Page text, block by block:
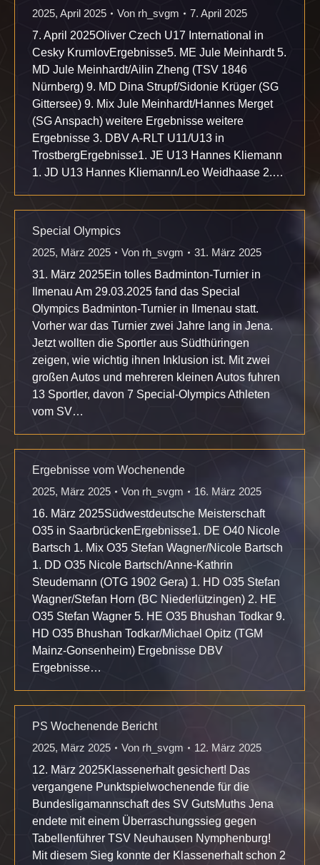
2025, April 2025 Von rh_svgm
7. April 2025
7. April 2025Oliver Czech U17 International in
Cesky KrumlovErgebnisse5. ME Jule Meinhardt 5.
MD Jule Meinhardt/Ailin Zheng (TSV 1846
Nürnberg) 9. MD Dina Strupf/Sidonie Krüger (SG
Gittersee) 9. Mix Jule Meinhardt/Hannes Merget
(SG Anspach) weitere Ergebnisse weitere
Ergebnisse 3. DBV A-RLT U11/U13 in
TrostbergErgebnisse1. JE U13 Hannes Kliemann
1. JD U13 Hannes Kliemann/Leo Weidhaase 2.…
Special Olympics
2025, März 2025 Von rh_svgm
31. März 2025
31. März 2025Ein tolles Badminton-Turnier in
Ilmenau Am 29.03.2025 fand das Special
Olympics Badminton-Turnier in Ilmenau statt.
Vorher war das Turnier zwei Jahre lang in Jena.
Jetzt wollten die Sportler aus Südthüringen
zeigen, wie wichtig ihnen Inklusion ist. Mit zwei
großen Autos und mehreren kleinen Autos fuhren
13 Sportler, davon 7 Special-Olympics Athleten
vom SV…
Ergebnisse vom Wochenende
2025, März 2025 Von rh_svgm
16. März 2025
16. März 2025Südwestdeutsche Meisterschaft
O35 in SaarbrückenErgebnisse1. DE O40 Nicole
Bartsch 1. Mix O35 Stefan Wagner/Nicole Bartsch
1. DD O35 Nicole Bartsch/Anne-Kathrin
Steudemann (OTG 1902 Gera) 1. HD O35 Stefan
Wagner/Stefan Horn (BC Niederlützingen) 2. HE
O35 Stefan Wagner 5. HE O35 Bhushan Todkar 9.
HD O35 Bhushan Todkar/Michael Opitz (TGM
Mainz-Gonsenheim) Ergebnisse DBV
Ergebnisse…
PS Wochenende Bericht
2025, März 2025 Von rh_svgm
12. März 2025
12. März 2025Klassenerhalt gesichert! Das
vergangene Punktspielwochenende für die
Bundesligamannschaft des SV GutsMuths Jena
endete mit einem Überraschungssieg gegen
Tabellenführer TSV Neuhausen Nymphenburg!
Mit diesem Sieg konnte der Klassenerhalt schon 2